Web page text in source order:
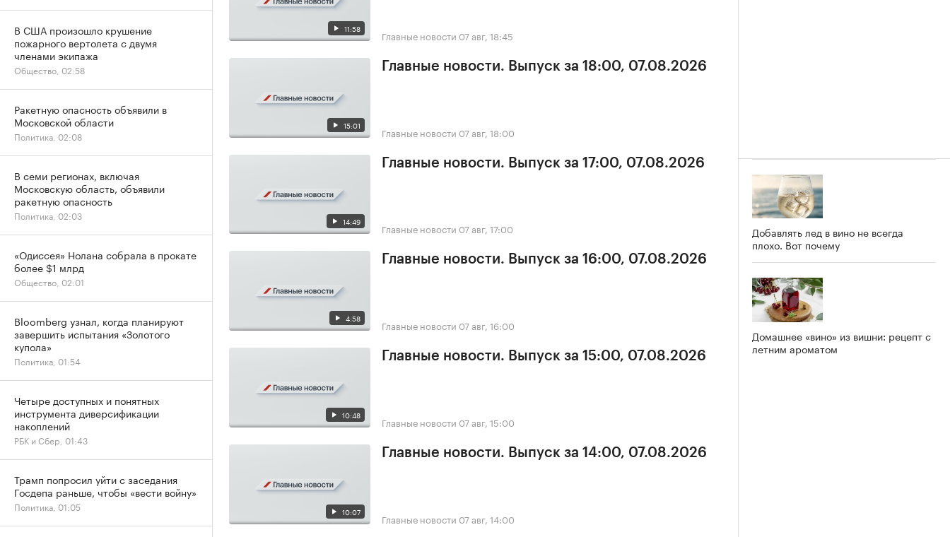
11:58 Главные новости 07 авг, 18:45
15:01
Главные новости. Выпуск за 18:00, 07.08.2026
Главные новости 07 авг, 18:00
14:49
Главные новости. Выпуск за 17:00, 07.08.2026
Главные новости 07 авг, 17:00
4:58
Главные новости. Выпуск за 16:00, 07.08.2026
Главные новости 07 авг, 16:00
10:48
Главные новости. Выпуск за 15:00, 07.08.2026
Главные новости 07 авг, 15:00
10:07
Главные новости. Выпуск за 14:00, 07.08.2026
Главные новости 07 авг, 14:00
Добавлять лед в вино не всегда
плохо. Вот почему
Домашнее «вино» из вишни: рецепт с
летним ароматом
В США произошло крушение
пожарного вертолета с двумя
членами экипажа
Общество, 02:58
Ракетную опасность объявили в
Московской области
Политика, 02:08
В семи регионах, включая
Московскую область, объявили
ракетную опасность
Политика, 02:03
«Одиссея» Нолана собрала в прокате
более $1 млрд
Общество, 02:01
Bloomberg узнал, когда планируют
завершить испытания «Золотого
купола»
Политика, 01:54
Четыре доступных и понятных
инструмента диверсификации
накоплений
РБК и Сбер, 01:43
Трамп попросил уйти с заседания
Госдепа раньше, чтобы «вести войну»
Политика, 01:05